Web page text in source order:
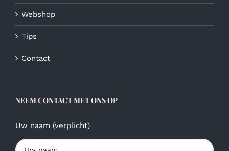
Webshop
Tips
Contact
NEEM CONTACT MET ONS OP
Uw naam (verplicht)